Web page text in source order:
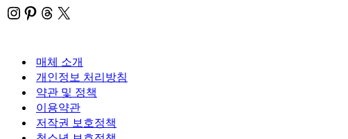
Instagram
Pinterest
Threads
X
매체 소개
개인정보 처리방침
약관 및 정책
이용약관
저작권 보호정책